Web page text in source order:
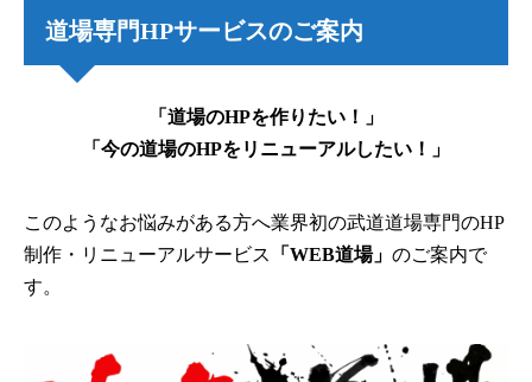
道場専門HPサービスのご案内
「道場のHPを作りたい！」
「今の道場のHPをリニューアルしたい！」
このようなお悩みがある方へ業界初の武道道場専門のHP
制作・リニューアルサービス
「WEB道場」 のご案内で
す。